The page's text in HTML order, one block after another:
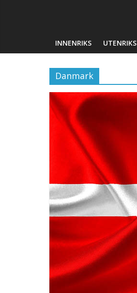
INNENRIKS UTENRIKS
Danmark